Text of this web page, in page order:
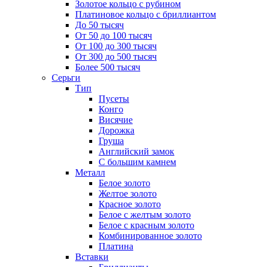
Золотое кольцо с рубином
Платиновое кольцо с бриллиантом
До 50 тысяч
От 50 до 100 тысяч
От 100 до 300 тысяч
От 300 до 500 тысяч
Более 500 тысяч
Серьги
Тип
Пусеты
Конго
Висячие
Дорожка
Груша
Английский замок
С большим камнем
Металл
Белое золото
Желтое золото
Красное золото
Белое с желтым золото
Белое с красным золото
Комбинированное золото
Платина
Вставки